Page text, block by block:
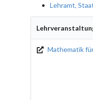
Lehramt,
Mathematik